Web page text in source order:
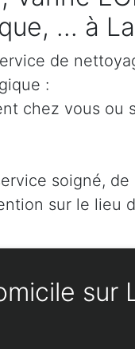
... à
de
:
chez vous ou
soigné, de
sur le lieu
sur